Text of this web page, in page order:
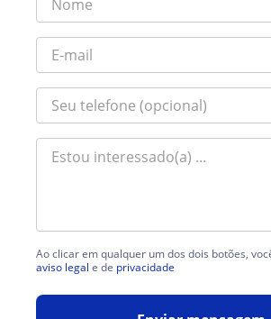
Ao clicar em qualquer um dos dois botões,
aviso legal e de privacidade